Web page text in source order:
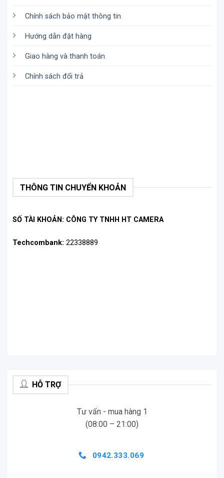
Chính sách bảo mật thông tin
Hướng dẫn đặt hàng
Giao hàng và thanh toán
Chính sách đổi trả
THÔNG TIN CHUYỂN KHOẢN
SỐ TÀI KHOẢN: CÔNG TY TNHH HT CAMERA
Techcombank: 22338889
HỖ TRỢ
Tư vấn - mua hàng 1
(08:00 – 21:00)
0942.333.069